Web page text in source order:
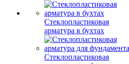
Стеклопластиковая
арматура в бухтах
Стеклопластиковая